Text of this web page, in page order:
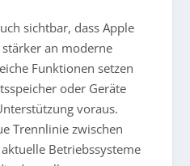
sichtbar, dass Apple
an moderne
Funktionen setzen
oder Geräte
voraus.
Trennlinie zwischen
Betriebssysteme